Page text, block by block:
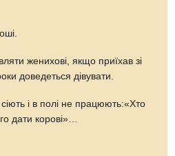
женихові, якщо приїхав зі
доведеться дівувати.
і в полі не працюють:«Хто
дати корові»…